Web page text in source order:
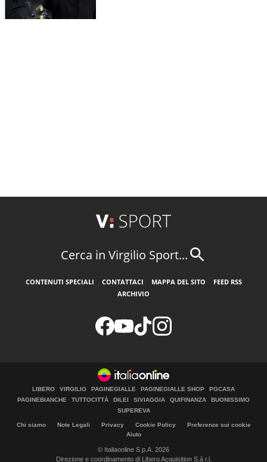
Cerca in Virgilio Sport...
CONTENUTI SPECIALI CONTATTACI MAPPA DEL SITO
FEED RSS
ARCHIVIO
LIBERO VIRGILIO PAGINEGIALLE PAGINEGIALLE SHOP
PGCASA
PAGINEBIANCHE
TUTTOCITTÀ DILEI SIVIAGGIA QUIFINANZA
BUONISSIMO
SUPEREVA
Chi siamo Note Legali Privacy Cookie Policy
Preferenze sui cookie
Aiuto
© Italiaonline S.p.A. 2026
Direzione e coordinamento di Libero Acquisition S.á r.l.